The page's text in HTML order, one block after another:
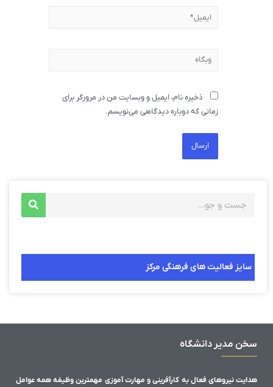
ذخیره نام، ایمیل و وبسایت من در مرورگر برای
زمانی که دوباره دیدگاهی می‌نویسم.
سایز فعالیت های فرهنگی مرکز
سخن مدیر دانشگاه
هدایت نیروهای فعال به کارآفرینی و مهارت آموزی مهمترین وظیفه همه عوامل